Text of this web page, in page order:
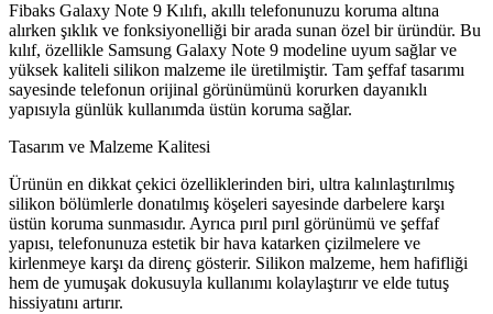
Fibaks Galaxy Note 9 Kılıfı, akıllı telefonunuzu koruma altına
alırken şıklık ve fonksiyonelliği bir arada sunan özel bir üründür. Bu
kılıf, özellikle Samsung Galaxy Note 9 modeline uyum sağlar ve
yüksek kaliteli silikon malzeme ile üretilmiştir. Tam şeffaf tasarımı
sayesinde telefonun orijinal görünümünü korurken dayanıklı
yapısıyla günlük kullanımda üstün koruma sağlar.
Tasarım ve Malzeme Kalitesi
Ürünün en dikkat çekici özelliklerinden biri, ultra kalınlaştırılmış
silikon bölümlerle donatılmış köşeleri sayesinde darbelere karşı
üstün koruma sunmasıdır. Ayrıca pırıl pırıl görünümü ve şeffaf
yapısı, telefonunuza estetik bir hava katarken çizilmelere ve
kirlenmeye karşı da direnç gösterir. Silikon malzeme, hem hafifliği
hem de yumuşak dokusuyla kullanımı kolaylaştırır ve elde tutuş
hissiyatını artırır.